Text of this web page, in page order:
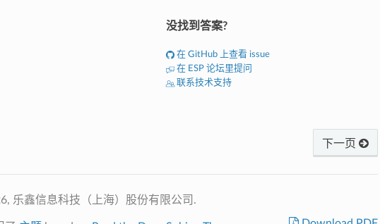
没找到答案?
在 GitHub 上查看 issue
在 ESP 论坛里提问
联系技术支持
下一页
乐鑫信息科技（上海）股份有限公司.